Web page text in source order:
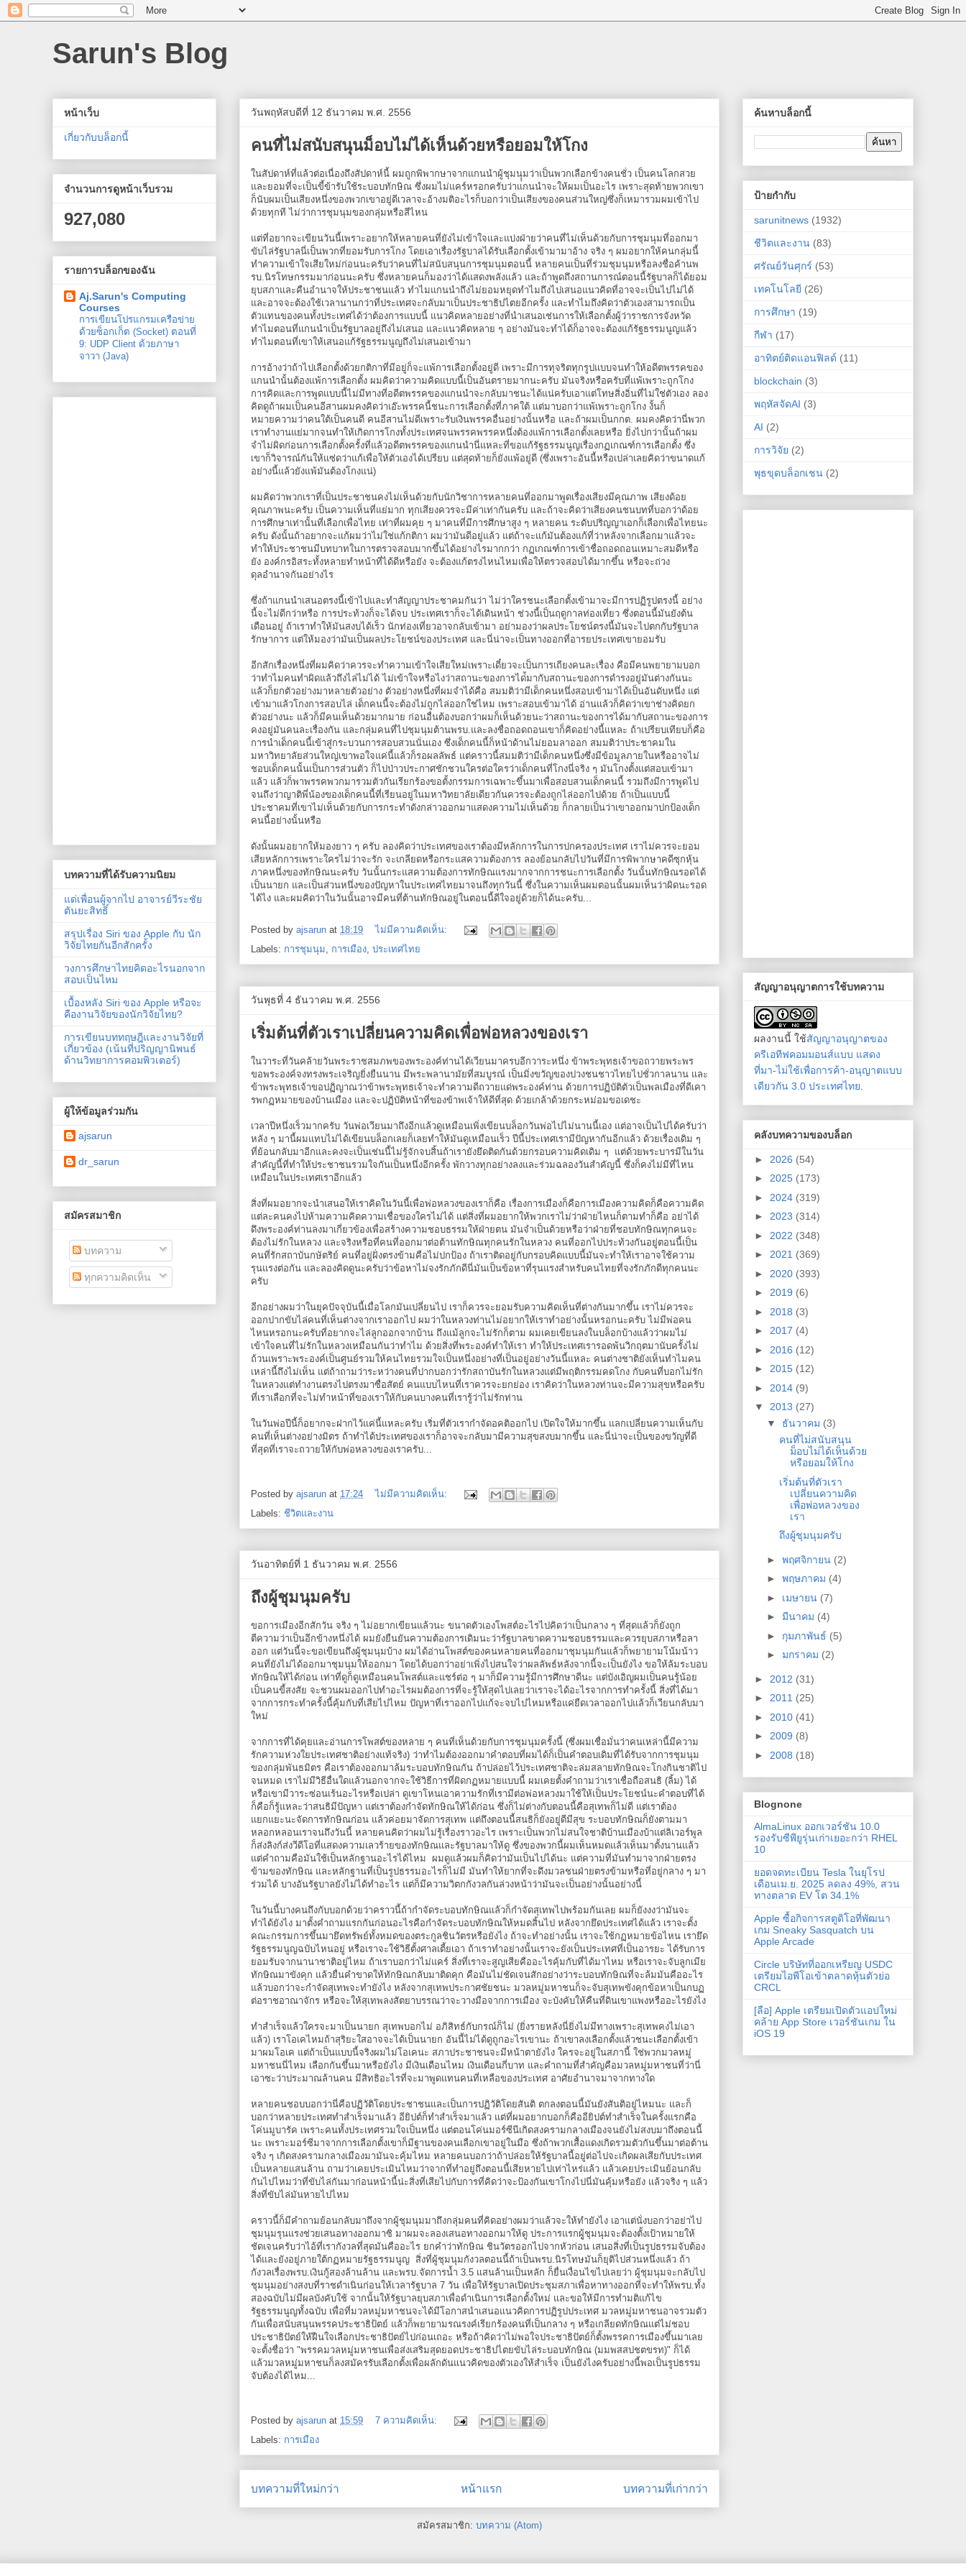
Sarun's Blog
วันพฤหัสบดีที่ 12 ธันวาคม พ.ศ. 2556
คนที่ไม่สนับสนุนม็อบไม่ได้เห็นด้วยหรือยอมให้โกง
ในสัปดาห์ที่แล้วต่อเนื่องถึงสัปดาห์นี้ ผมถูกพิพากษาจากแกนนำผู้ชุมนุุมว่าเป็นพวกเลือกข้างคนชั่ว เป็นคนโลกสวย
และยอมที่จะเป็นขี้ข้ารับใช้ระบอบทักษิณ ซึ่งผมไม่แคร์หรอกครับว่าแกนนำจะให้ผมเป็นอะไร เพราะสุดท้ายพวกเขา
ก็นับผมเป็นเสียงหนึ่งของพวกเขาอยู่ดีเวลาจะอ้างมติอะไรก็บอกว่าเป็นเสียงของคนส่วนใหญ่ซึ่งก็เหมารวมผมเข้าไป
ด้วยทุกที ไม่ว่าการชุมนุมของกลุ่มหรือสีไหน
แต่ที่อยากจะเขียนวันนี้เพราะอยากให้หลายคนที่ยังไม่เข้าใจและแบ่งฝ่ายว่าคนที่ไม่เห็นด้วยกับการชุมนุมที่ออกมา
ขับไล่รัฐบาลนี่เป็นพวกที่ยอมรับการโกง โดยเอาเรื่องรัฐบาลได้รับเลือกตั้งเข้ามามาอ้าง จริง ๆ ผมอยากให้คนกลุ่มนี้
ทำความเข้าใจเสียใหม่ก่อนนะครับว่าคนที่ไม่สนับสนุนการชุมนุมตอนนี้ หลายคนเป็นที่ร่วมชุมนุมหรือลงชื่อค้านพ
รบ.นิรโทษกรรมมาก่อนนะครับ ซึ่งหลายคนก็มองว่าได้แสดงพลังแล้ว และถ้าพูดถึงสถานการณ์ตอนนี้รัฐบาลก็ได้ยอม
ยุบสภาและคืนอำนาจให้ประชาชนแล้ว ทำไมแกนนำถึงไม่ยอมหยุดทำไมถึงไปเสนอแนวคิดที่อาจจะเป็นไปไม่ได้
และอาจจะต้องใช้เวลานานกว่าที่ประเทศจะกลับมาเป็นประชาธิปไตยอีกครั้ง และทำไมถึงคิดว่าตัวเองสามารถเป็น
ตัวแทนของคนทั้งประเทศได้ว่าต้องการแบบนี้ แนวคิดหลายอย่างที่นำเสนอเช่นการให้เลือกตั้งผู้ว่าราชการจังหวัด
ทำไมตอนที่แกนนำเป็นรัฐบาลอยู่ถึงไม่เสนอ และแนวคิดหลาย ๆ อย่างมันจะทำได้ก็อาจจะต้องแก้รัฐธรรมนูญแล้ว
ทำไมตอนที่เขาให้เสนอแก้รัฐธรรมนูญถึงไม่เสนอเข้ามา
การอ้างว่าถ้าไปเลือกตั้งด้วยกติกาที่มีอยู่ก็จะแพ้การเลือกตั้งอยู่ดี เพราะมีการทุจริตทุกรูปแบบจนทำให้อดีตพรรคของ
แกนนำนั้นต้องแพ้การเลือกตั้ง ผมคิดว่าความคิดแบบนี้เป็นอันตรายมากนะครับ มันจริงหรือครับที่แพ้เพราะถูกโกง
การคิดและการพูดแบบนี้ไม่มีทางที่อดีตพรรคของแกนนำจะกลับมาชนะได้แน่ครับเอาแต่โทษสิ่งอิ่นที่ไม่ใช่ตัวเอง ลอง
คิดดูถ้าผมเป็นคนอีสานผมคงคิดว่าเอ๊ะพรรคนี้ชนะการเลือกตั้งที่ภาคใต้ แต่มาบอกว่าแพ้เพราะถูกโกง งั้นก็
หมายความว่าคนใต้เป็นคนดี คนอีสานไม่ดีเพราะรับเงินพรรคอื่นอย่างนั้นหรือ และถ้าผมเป็นกกต. ผมคงคิดว่านี่พวก
เราทำงานแย่มากจนทำให้เกิดการโกงทั้งประเทศจนพรรคพรรคหนึ่งต้องแพ้การเลือกตั้งเลยหรือ ยิ่งไปกว่านั้นถ้าผม
จำไม่ผิดก่อนการเลือกตั้งครั้งที่แล้วอดีตพรรคของแกนนำนี่แหละที่ขอแก้รัฐธรรมนูญเรื่องกฏเกณฑ์การเลือกตั้ง ซึ่ง
เขาก็วิจารณ์กันให้แซ่ดว่าแก้เพื่อให้ตัวเองได้เปรียบ แต่สุดท้ายก็ยังแพ้อยู่ดี (ซึ่งเพราะอันนี้หรือเปล่าเลยคิดว่าขนาดแก้
อย่างนี้แล้วยังแพ้มันต้องโกงแน่)
ผมคิดว่าพวกเราที่เป็นประชาชนคงไม่เห็นด้วยกับนักวิชาการหลายคนที่ออกมาพูดเรื่องเสียงมีคุณภาพ เสียงด้อย
คุณภาพนะครับ เป็นความเห็นที่แย่มาก ทุกเสียงควรจะมีค่าเท่ากันครับ และถ้าจะคิดว่าเสียงคนชนบทที่บอกว่าด้อย
การศึกษาเท่านั้นที่เลือกเพื่อไทย เท่าที่ผมคุย ๆ มาคนที่มีการศึกษาสูง ๆ หลายคน ระดับปริญญาเอกก็เลือกเพื่อไทยนะ
ครับ ดังนั้นถ้าอยากจะแก้ผมว่าไม่ใช่แก้กติกา ผมว่ามันดีอยู่แล้ว แต่ถ้าจะแก้มันต้องแก้ที่ว่าหลังจากเลือกมาแล้วจะ
ทำให้ประชาชนมีบทบาทในการตรวจสอบมากขึ้นได้อย่างไรมากกว่า กฏเกณฑ์การเข้าชื่อถอดถอนเหมาะสมดีหรือ
ยัง องค์กรอิสระทั้งหลายทำหน้าที่ได้ดีหรือยัง จะต้องแก้ตรงไหนไหมเพื่อให้ตรวจสอบได้มากขึ้น หรือจะถ่วง
ดุลอำนาจกันอย่างไร
ซึ่งถ้าแกนนำเสนอตรงนี้เข้าไปและทำสัญญาประชาคมกันว่า ไม่ว่าใครชนะเลือกตั้งเข้ามาจะมีการปฏิรูปตรงนี้ อย่าง
นี้จะไม่ดีกว่าหรือ การประท้วงก็จะได้จบ ประเทศเราก็จะได้เดินหน้า ช่วงนี้เป็นฤดูกาลท่องเที่ยว ซึ่งตอนนี้มันยังต้น
เดือนอยู่ ถ้าเราทำให้มันสงบได้เร็ว นักท่องเที่ยวอาจกลับเข้ามา อย่ามองว่าผลประโยชน์ตรงนี้มันจะไปตกกับรัฐบาล
รักษาการ แต่ให้มองว่ามันเป็นผลประโยชน์ของประเทศ และนี่น่าจะเป็นทางออกที่อารยประเทศเขายอมรับ
อีกสักเรื่องหนึ่งที่ผมคิดว่าควรจะทำความเข้าใจเสียใหม่เพราะเดี๋ยวจะเป็นการเถียงคนละเรื่อง คือมีคนพยายามบอก
ว่าทำไมคนทำผิดแล้วถึงไล่ไม่ได้ ไม่เข้าใจหรือไงว่าสถานะของการได่้มากับสถานะของการดำรงอยู่มันต่างกันนะ
แล้วก็ยกตัวอย่างมาหลายตัวอย่าง ตัวอย่างหนึ่งที่ผมจำได้คือ สมมติว่ามีเด็กคนหนึ่งสอบเข้ามาได้เป็นอันดับหนึ่ง แต่
เข้ามาแล้วโกงการสอบไล่ เด็กคนนี้จะต้องไม่ถูกไล่ออกใช่ไหม เพราะสอบเข้ามาได้ อ่านแล้วก็คิดว่าเขาช่างคิดยก
ตัวอย่างนะ แล้วก็มีคนเห็นด้วยมากมาย ก่อนอื่นต้องบอกว่าผมก็เห็นด้วยนะว่าสถานะของการได้มากับสถานะของการ
คงอยู่มันคนละเรื่องกัน และกลุ่มคนที่ไปชุมนุมต้านพรบ.และลงชื่อถอดถอนเขาก็คิดอย่างนี้แหละ ถ้าเปรียบเทียบก็คือ
การนำเด็กคนนี้เข้าสู่กระบวนการสอบสวนนั่นเอง ซึ่งเด็กคนนี้ก็หน้าด้านไม่ยอมลาออก สมมติว่าประชาคมใน
มหาวิทยาลัยส่วนใหญ่เขาพอใจแค่นี้แล้วก็รอผลลัพธ์ แต่คราวนี้สมมติว่ามีเด็กคนหนึ่งซึ่งมีข้อมูลภายในหรืออาจไม่
ชอบเด็กคนนั้นเป็นการส่วนตัว ก็ไปป่าวประกาศชักชวนใครต่อใครว่าเด็กคนที่โกงนี่จริง ๆ มันโกงตั้งแต่สอบเข้ามา
แล้ว แล้วก็พาพรรคพวกมารวมตัวกันเรียกร้องขอตั้งกรรมการเฉพาะขึ้นมาเพื่อสอบสวนเด็กคนนี้ รวมถึงมีการพูดไป
จนถึงว่าญาติพี่น้องของเด็กคนนี้ที่เรียนอยู่ในมหาวิทยาลัยเดียวกันควรจะต้องถูกไล่ออกไปด้วย ถ้าเป็นแบบนี้
ประชาคมที่เขาไม่เห็นด้วยกับการกระทำดังกล่าวออกมาแสดงความไม่เห็นด้วย ก็กลายเป็นว่าเขาออกมาปกป้องเด็ก
คนนี้อย่างนั้นหรือ
ดังนั้นผมอยากให้มองยาว ๆ ครับ ลองคิดว่าประเทศของเราต้องมีหลักการในการปกครองประเทศ เราไม่ควรจะยอม
เสียหลักการเพราะใครไม่ว่าจะรัก จะเกลียดหรือกระแสความต้องการ ลองย้อนกลับไปวันที่มีการพิพากษาคดีซุกหุ้น
ภาคหนึ่งของทักษิณนะครับ วันนั้นกระแสความต้องการทักษิณแรงมากจากการชนะการเลือกตั้ง วันนั้นทักษิณรอดได้
เป็นนายก และเป็นส่วนหนึ่งของปัญหาในประเทศไทยมาจนถึงทุกวันนี้ ซึ่งในความเห็นผมตอนนั้นผมเห็นว่าผิดนะรอด
ได้ไง และผมคิดว่าในวันนั้นอาจมีคนที่ต้านทักษิณอยู่ในตอนนี้ดีใจอยู่ด้วยก็ได้นะครับ...
Posted by ajsarun at 18:19
ไม่มีความคิดเห็น:
Labels: การชุมนุม, การเมือง, ประเทศไทย
วันพุธที่ 4 ธันวาคม พ.ศ. 2556
เริ่มต้นที่ตัวเราเปลี่ยนความคิดเพื่อพ่อหลวงของเรา
ในวาระที่วันคล้ายวันพระราชสมภพของพระองค์ท่านได้เวียนมาครบอีกวาระหนึ่ง ข้าพระพุทธเจ้าขอถวายพระพร
ขอพระองค์จงทรงพระเจริญยิ่งยืนนาน มีพระพลานามัยที่สมบูรณ์ เป็นมิ่งขวัญของปวงชนชาวไทยไปชั่วกาลนาน และ
ข้าพระพุทธเจ้าขอปฏิญาณว่าข้าพระพุทธเจ้าจะทำความดีถวายแด่พระองค์ท่าน ด้วยการปฏิบัติตัวเป็นพลเมืองที่ดีเคา
รพกฏหมายของบ้านเมือง และจะปฏิบัติหน้าที่ของข้าพเจ้าให้ดีที่สุด ด้วยเกล้าด้วยกระหม่อมขอเดชะ
เวลาปีหนึ่งเร็วมากครับ วันพ่อเวียนมาถึงอีกแล้วดูเหมือนเพิ่งเขียนบล็อกวันพ่อไปไม่นานนี้เอง แต่อาจเป็นไปได้ครับว่า
หลัง ๆ มานี้ผมแทบไม่ได้เขียนบล็อกเลยก็เลยทำให้มันดูเหมือนเร็ว ปีนี้ประเทศเรามีปัญหากันอีกแล้ว ด้วยเรื่องเดิม ๆ
ที่ย้อนกลับมาอีกและคงจะเป็นเช่นนี้ไม่รู้จักจบสิ้นถ้าเรายังยึดติดกันด้วยกรอบความคิดเดิม ๆ แต่ด้วยพระบารมีในวัน
สำคัญนี้ที่ทำให้ประชาชนรวมใจกันเป็นหนึ่งอีกครั้ง พักวางทุกอย่างลงและร่วมฉลองวันสำคัญนี้ ซึ่งก็คงไม่มีที่ไหน
เหมือนในประเทศเราอีกแล้ว
สิ่งที่ผมอยากจะนำเสนอให้เราคิดในวันนี้เพื่อพ่อหลวงของเราก็คือ เรื่องการเมืองก็คือการเมืองความคิดก็คือความคิด
แต่ละคนคงไปห้ามความคิดความเชื่อของใครไม่ได้ แต่สิ่งที่ผมอยากให้พวกเราไม่ว่าฝ่ายไหนก็ตามทำก็คือ อย่าได้
ดึงพระองค์ท่านลงมาเกี่ยวข้องเพื่อสร้างความชอบธรรมให้ฝ่ายตน มันจำเป็นด้วยหรือว่าฝ่ายที่ชอบทักษิณทุกคนจะ
ต้องไม่รักในหลวง และจริงหรือที่คนที่ออกมาต่อต้านทักษิณทุกคนรักในหลวง คนที่ออกไปประท้วงกันอยู่ตอนนี้เป็น
คนที่รักสถาบันกษัตริย์ คนที่อยู่ฝั่งตรงข้ามคือไม่ปกป้อง ถ้าเราติดอยู่กับกรอบคิดแบบนี้มันจะทำให้เราอาจใช้ความ
รุนแรงต่อกัน และลองคิดดูนะครับว่าข้อหาไม่จงรักภักดีนี่มันเป็นข้อหาที่รุนแรงสำหรับคนไทยที่จงรักภักดีทุกคนนะ
ครับ
อีกอย่างผมว่าในยุคปัจจุบันนี้เมื่อโลกมันเปลี่ยนไป เราก็ควรจะยอมรับความคิดเห็นที่ต่างกันมากขึ้น เราไม่ควรจะ
ออกปากขับไล่คนที่เห็นต่างจากเราออกไป ผมว่าในหลวงท่านไม่อยากให้เราทำอย่างนั้นหรอกนะครับ ไม่มีพ่อคน
ไหนหรอกนะครับที่อยากจะไล่ลูกออกจากบ้าน ถึงแม้ลูกจะไม่รักก็ตาม ผมเคยเขียนลงในบล็อกบ้างแล้วว่าผมไม่
เข้าใจคนที่ไม่รักในหลวงเหมือนกันว่าทำไม ด้วยสิ่งที่พระองค์ทำให้เรา ทำให้ประเทศเรารอดพ้นวิกฤตมานับครั้งไม่
ถ้วนเพราะพระองค์เป็นศูนย์รวมให้คนไทยรวมใจเป็นหนึ่งอย่างที่เป็นอยู่อย่างวันนี้แหละ คนต่างชาติยังเห็นทำไมคน
เหล่านี้ถึงไม่เห็น แต่ถ้าถามว่าระหว่างคนที่ปากบอกว่ารักสถาบันรักในหลวงแต่มีพฤติกรรมคดโกง กับคนที่บอกไม่รัก
ในหลวงแต่ทำงานตรงไปตรงมาซื่อสัตย์ คนแบบไหนที่เราควรจะยกย่อง เราคิดว่าในหลวงท่านจะมีความสุขหรือครับ
ที่เราเลือกที่จะไม่ทำหน้าที่ของเราให้กับคนบางคนที่เรารู้ว่าไม่รักท่าน
ในวันพ่อปีนี้ก็อยากจะฝากไว้แค่นี้แหละครับ เริ่มที่ตัวเรากำจัดอคติออกไป เปิดใจให้มากขึ้น แลกเปลี่ยนความเห็นกับ
คนที่เห็นต่างอย่างมิตร ถ้าทำได้ประเทศของเราก็อาจจะกลับมามีความสุขสงบมากขึ้น และนี่น่าจะเป็นของขวัญที่ดี
ที่สุดที่เราจะถวายให้กับพ่อหลวงของเราครับ...
Posted by ajsarun at 17:24
ไม่มีความคิดเห็น:
Labels: ชีวิตและงาน
วันอาทิตย์ที่ 1 ธันวาคม พ.ศ. 2556
ถึงผู้ชุมนุมครับ
ขอการเมืองอีกสักวัน จริง ๆ ไม่อยากเขียนแล้วนะ ขนาดตัวเองโพสต์อะไรไปคิดว่าเป็นกลาง ๆ ที่สุดแล้วก็ยังถูก
ตีความว่าเป็นอีกข้างหนึ่งได้ ผมยังยืนยันความต้องการเดิมนะว่ารัฐบาลขาดความชอบธรรมและควรยุบสภาหรือลา
ออก แต่วันนี้จะขอเขียนถึงผู้ชุมนุมบ้าง ผมได้อ่านโพสต์ของคนหลายคนที่ออกมาชุมนุมกันแล้วก็พยายามโน้มน้าว
คนที่ยังไม่ได้ออกมาชุมนุมให้ออกมา โดยได้บอกว่าอย่าเพิ่งไปสนใจว่าผลลัพธ์หลังจากนี้จะเป็นยังไง ขอให้ล้มระบอบ
ทักษิณให้ได้ก่อน เท่าที่ดูก็ดูเหมือนคนโพสต์และแชร์ต่อ ๆ มาก็มีความรู้มีการศึกษาดีนะ แต่บังเอิญผมเป็นคนรู้น้อย
เป็นคนขี้สงสัย จะชวนผมออกไปทำอะไรผมต้องการที่จะรู้ให้สุดไปเลยว่าเราจะได้อะไรจากการทำครั้งนี้ สิ่งที่ได้มา
จากการกระทำครั้งนี้คุ้มกับที่เสียไปไหม ปัญหาที่เราออกไปแก้จะจบไปไหมหรือแค่ยืดเวลาออกไปแล้วก็เวียนกลับมา
ใหม่
จากการที่ได้คุยและอ่านการโพสต์ของหลาย ๆ คนที่เห็นด้วยกับการชุมนุมครั้งนี้ (ซึ่งผมเชื่อมั่นว่าคนเหล่านี้มีความ
รักความห่วงใยประเทศชาติอย่างแท้จริง) ว่าทำไมต้องออกมาคำตอบที่ผมได้ก็เป็นคำตอบเดิมที่ได้รับจากการชุมนุม
ของกลุ่มพันธมิตร คือเราต้องออกมาล้มระบอบทักษิณกัน ถ้าปล่อยไว้ประเทศชาติจะล่มสลายทักษิณจะโกงกินชาติไป
จนหมด เราไม่มีวิธีอื่นใดแล้วนอกจากจะใช้วิธีการที่ผิดกฏหมายแบบนี้ ผมเคยตั้งคำถามว่าเราเชื่อถือสนธิ (ลิ้ม) ได้
หรือเขามีวาระซ่อนเร้นอะไรหรือเปล่า ดูเขาโหนเอาความรักที่เรามีต่อพ่อหลวงมาใช้ให้เป็นประโยชน์นะคำตอบที่ได้
ก็คือก็รู้แหละว่าสนธิมีปัญหา แต่เราต้องกำจัดทักษิณให้ได้ก่อน ซึ่งก็ไม่ต่างกับตอนนี้คือสุเทพก็ไม่ดี แต่เราต้อง
แยกแยะนะจัดการทักษิณก่อน แล้วค่อยมาจัดการสุเทพ แต่ถึงตอนนี้สนธิก็ยังอยู่ดีมีสุข ระบอบทักษิณก็ยังตามมา
หลอกหลอนเราจนถึงวันนี้ หลายคนคิดว่าผมไม่รู้เรื่องราวอะไร เพราะเป็นพวกไม่สนใจชาติบ้านเมืองบ้าแต่ลิเวอร์พูล
ก็ส่งลิงก์ส่งวีดีโอที่แสดงความเลวร้ายของทักษิณและรัฐบาลมาให้ดู ซึ่งของพวกนี้ผมเห็นหมดแล้วเห็นมาตั้งนานแล้ว
แต่คำถามคือมันใช้เป็นหลักฐานอะไรได้ไหม ผมดูแล้วผมก็คิดว่ามันเป็นไปได้นะ แต่ความที่มันทำมาจากฝ่ายตรง
ข้ามของทักษิณ และหลักฐานที่เป็นรูปธรรมอะไรก็ไม่มี มันทำให้ยากที่จะดึงมวลชนฝ่ายตรงข้ามหรือที่อยู่กลาง ๆ มา
ร่วมได้ บางอันรัฐบาลยังไม่ได้ทำอะไร แต่ก็มีความวิตกกังวลกันล่วงหน้าว่ามันจะเป็นอย่างนั้นอย่างนี้
ในวันนี้บางคนถึงกับบอกด้วยว่าคราวนี้ถ้ากำจัดระบอบทักษิณแล้วก็กำจัดสุเทพไปพร้อมกันเลย ผมก็ยังงงว่ามันจะ
ทำได้ยังไง มาตั้งคำถามแรกกันก่อนอะไรคือกำจัดระบอบทักษิณให้หมดสิ้นไป หลังจากยึดประเทศได้แล้ว เราจะตั้ง
คณะกรรมการขึ้นมายึดทรัพย์ทั้งหมดของตระกูลชินวัตรหรือยังไง ถ้าจะทำอย่างนั้น เราจะใช้กฏหมายข้อไหน เรายึด
รัฐธรรมนูญฉบับไหนอยู่ หรือเราจะใช้วิธีตั้งศาลเตี้ยเอา ถ้าเราทำอย่างนั้นเราจะยังเป็นประเทศที่เป็นอารยะ ได้รับการ
ยอมรับจากนานาชาติอยู่ไหม ถ้าเราบอกว่าไม่แคร์ สิ่งที่เราจะสูญเสียคืออะไรคุ้มกับที่ได้มาไหม หรือเราจะจับลูกเมีย
ทักษิณมาขังคุก แล้วยื่นคำขาดให้ทักษิณกลับมาติดคุก คือมันไม่ชัดเจนสักอย่างว่าระบอบทักษิณที่จะล้มมันคืออะไร
แล้วบอกว่าจะกำจัดสุเทพจะทำยังไง หลังจากสุเทพประกาศชัยชนะ มวลหมู่มหาชนก็จะจับสุเทพขังคุกข้อหาเป็นกบฏ
ต่อราชอาณาจักร หรือจะให้สุเทพลงสัตยาบรรณว่าจะวางมือจากการเมือง จะบังคับให้คืนที่ดินเขาแพงหรืออะไรยังไง
ทำสำเร็จแล้วใครจะมาเป็นนายก สุเทพบอกไม่ อภิสิทธ์กับกรณ์ก็ไม่ (ยิ่งรายหลังนี่ยิ่งไม่มีทางเพราะสุเทพคงไม่เอา
แล้ว) เราโอเคไหมถ้าสุริยะใสอาจจะได้เป็นนายก อันนี้ไม่ได้ดูถูกอะไรเขานะ ถ้าเขาลงเลือกตั้งแล้วชนะเลือกตั้งเข้า
มาผมโอเค แต่ถ้าเป็นแบบนี้จริงผมไม่โอเคนะ สภาประชาชนจะมีหน้าตายังไง ใครจะอยู่ในสภานี้ ใช่พวกมวลหมู่
มหาชนนี่ไหม เลือกกันขึ้นมาหรือยังไง มีเงินเดือนไหม เงินเดือนกี่บาท และคำถามที่สำคัญคือมวลหมู่มหาชนที่ว่านี่
เอาซะว่าประมาณล้านคน มีสิทธิอะไรที่จะมาพูดแทนคนที่เหลือของประเทศ อาศัยอำนาจมาจากทางใด
หลายคนชอบบอกว่านี่คือปฏิวัติโดยประชาชนและเป็นการปฏิวัติโดยสันติ ตกลงตอนนี้มันยังสันติอยู่ไหมนะ และก็
บอกว่าหลายประเทศทำสำเร็จมาแล้ว อียิปต์ก็ทำสำเร็จมาแล้ว แต่ที่ผมอยากบอกก็คืออียิปต์ทำสำเร็จในครั้งแรกคือ
โค่นมูบารัค เพราะคนทั้งประเทศรวมใจเป็นหนึ่ง แต่ตอนโค่นมอร์ซีนีเกิดสงครามกลางเมืองจนยังไม่สงบมาถึงตอนนี้
นะ เพราะมอร์ซีมาจากการเลือกตั้งเขาก็มีฐานของคนเลือกเขาอยู่ในมือ ซึ่งถ้าพวกเสื้อแดงเกิดรวมตัวกันขึ้นมาต่อต้าน
จริง ๆ เกิดสงครามกลางเมืองมามันจะคุ้มไหม หลายคนบอกว่าถ้าปล่อยให้รัฐบาลนี้อยู่ต่อไปจะเกิดผลเสียกับประเทศ
เป็นหลายแสนล้าน ถามว่าเคยประเมินไหมว่าจากที่ทำอยู่ถึงตอนนี้เสียหายไปเท่าไหร่แล้ว แล้วเคยประเมินย้อนกลับ
กันไปไหมว่าที่ขับไล่กันมาก่อนหน้านี้น่ะสิ่งที่เสียไปกับการที่คิดว่าจะป้องกันเขาโกงไปนี่มันคุ้มหรือยัง แล้วจริง ๆ แล้ว
สิ่งที่ขับไล่มันหายไปไหม
คราวนี้ก็มีคำถามย้อนกลับมาถึงจากผู้ชุมนุมมาถึงกลุ่มคนที่คิดอย่างผมว่าแล้วจะให้ทำยังไง เอาแต่นั่งบอกว่าอย่าไป
ชุมนุมรุนแรงช่วยเสนอทางออกมาซิ มาผมจะลองเสนอทางออกมาให้ดู ประการแรกผูู้ชุมนุมจะต้องตั้งเป้าหมายให้
ชัดเจนครับว่าไอ้ที่เรากังวลที่สุดมันคืออะไร ยกคำว่าทักษิณ ชินวัตรออกไปจากหัวก่อน เสนอสิ่งที่เป็นรูปธรรมจับต้อง
ได้และยังอยู่ภายใต้กฏหมายรัฐธรรมนูญ สิ่งที่ผู้ชุมนุมกังวลตอนนี้ถ้าเป็นพรบ.นิรโทษมันก็ยุติไปส่วนหนึ่งแล้ว ถ้า
กังวลเรื่องพรบ.เงินกู้สองล้านล้าน และพรบ.จัดการน้ำ 3.5 แสนล้านเป็นหลัก ก็ยื่นเงื่อนไขไปเลยว่า ผู้ชุมนุมจะกลับไป
ชุมนุมอย่างสงบที่ราชดำเนินก่อนให้เวลารัฐบาล 7 วัน เพื่อให้รัฐบาลเปิดประชุมสภาเพื่อหาทางออกที่จะทำให้พรบ.ทั้ง
สองฉบับไม่มีผลบังคับใช้ จากนั้นให้รัฐบาลยุบสภาเพื่อดำเนินการเลือกตั้งใหม่ และขอให้มีการทำมติแก้ไข
รัฐธรรมนูญทั้งฉบับ เพื่อที่มวลหมู่มหาชนจะได้มีโอกาสนำเสนอแนวคิดการปฏิรูปประเทศ มวลหมู่มหาชนอาจรวมตัว
กันเพื่อสนับสนุนพรรคประชาธิป้ตย์ แล้วก็พยายามรณรงค์เรียกร้องคนที่เป็นกลาง ๆ หรือเกลียดทักษิณแต่ไม่ชอบ
ประชาธิปัตย์ให้ฝืนใจเลือกประชาธิปัตย์ไปก่อนเถอะ หรือถ้าคิดว่าไม่พอใจประชาธิปัตย์ก็ตั้งพรรคการเมืองขึ้นมาเลย
จะตั้งชื่อว่า "พรรคมวลหมู่มหาชนเพื่อส่งเสริมสุดยอดประชาธิปไตยขับไล่ระบอบทักษิณ (มมพสสปชตขรท)" ก็ได้
แล้วมวลหมู่มหาชนก็ลงสมัครรับเลือกตั้งเพื่อผลักดันแนวคิดของตัวเองให้สำเร็จ เป็นยังไงครับอย่างนี้พอเป็นรูปธรรม
จับต้องได้ไหม...
Posted by ajsarun at 15:59
7 ความคิดเห็น:
Labels: การเมือง
บทความที่ใหม่กว่า บทความที่เก่ากว่า
หน้าแรก
สมัครสมาชิก: บทความ (Atom)
หน้าเว็บ
เกี่ยวกับบล็อกนี้
จำนวนการดูหน้าเว็บรวม
927,080
รายการบล็อกของฉัน
Aj.Sarun's Computing
Courses
การเขียนโปรแกรมเครือข่าย
ด้วยซ็อกเก็ต (Socket) ตอนที่
9: UDP Client ด้วยภาษา
จาวา (Java)
บทความที่ได้รับความนิยม
แด่เพื่อนผู้จากไป อาจารย์วีระชัย
ตันยะสิทธิ์
สรุปเรื่อง Siri ของ Apple กับ นัก
วิจัยไทยกันอีกสักครั้ง
วงการศึกษาไทยคิดอะไรนอกจาก
สอบเป็นไหม
เบื้องหลัง Siri ของ Apple หรือจะ
คืองานวิจัยของนักวิจัยไทย?
การเขียนบททฤษฎีและงานวิจัยที่
เกี่ยวข้อง (เน้นที่ปริญญานิพนธ์
ด้านวิทยาการคอมพิวเตอร์)
ผู้ให้ข้อมูลร่วมกัน
ajsarun
dr_sarun
สมัครสมาชิก
บทความ
ทุกความคิดเห็น
ค้นหาบล็อกนี้
ป้ายกำกับ
sarunitnews (1932)
ชีวิตและงาน (83)
ศรัณย์วันศุกร์ (53)
เทคโนโลยี (26)
การศึกษา (19)
กีฬา (17)
อาทิตย์ติดแอนฟิลด์ (11)
blockchain (3)
พฤหัสจัดAI (3)
AI (2)
การวิจัย (2)
พุธขุดบล็อกเชน (2)
สัญญาอนุญาตการใช้บทความ
ผลงานนี้ ใช้สัญญาอนุญาตของ
ครีเอทีฟคอมมอนส์แบบ แสดง
ที่มา-ไม่ใช้เพื่อการค้า-อนุญาตแบบ
เดียวกัน 3.0 ประเทศไทย
คลังบทความของบล็อก
► 2026 (54)
► 2025 (173)
► 2024 (319)
► 2023 (314)
► 2022 (348)
► 2021 (369)
► 2020 (393)
► 2019 (6)
► 2018 (3)
► 2017 (4)
► 2016 (12)
► 2015 (12)
► 2014 (9)
▼ 2013 (27)
▼ ธันวาคม (3)
คนที่ไม่สนับสนุน
ม็อบไม่ได้เห็นด้วย
หรือยอมให้โกง
เริ่มต้นที่ตัวเรา
เปลี่ยนความคิด
เพื่อพ่อหลวงของ
เรา
ถึงผู้ชุมนุมครับ
► พฤศจิกายน (2)
► พฤษภาคม (4)
► เมษายน (7)
► มีนาคม (4)
► กุมภาพันธ์ (5)
► มกราคม (2)
► 2012 (31)
► 2011 (25)
► 2010 (41)
► 2009 (8)
► 2008 (18)
Blognone
AlmaLinux ออกเวอร์ชัน 10.0
รองรับซีพียูรุ่นเก่าเยอะกว่า RHEL
10
ยอดจดทะเบียน Tesla ในยุโรป
เดือนเม.ย. 2025 ลดลง 49%, สวน
ทางตลาด EV โต 34.1%
Apple ซื้อกิจการสตูดิโอที่พัฒนา
เกม Sneaky Sasquatch บน
Apple Arcade
Circle บริษัทที่ออกเหรียญ USDC
เตรียมไอพีโอเข้าตลาดหุ้นตัวย่อ
CRCL
[ลือ] Apple เตรียมเปิดตัวแอปใหม่
คล้าย App Store เวอร์ชันเกม ใน
iOS 19